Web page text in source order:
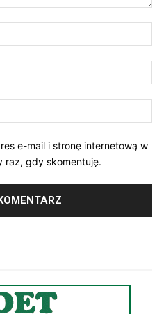
e-mail i stronę internetową w
raz, gdy skomentuję.